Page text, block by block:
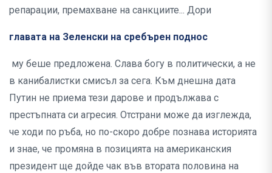
репарации, премахване на санкциите... Дори
главата на Зеленски на сребърен поднос
му беше предложена. Слава богу в политически, а не
в канибалистки смисъл за сега. Към днешна дата
Путин не приема тези дарове и продължава с
престъпната си агресия. Отстрани може да изглежда,
че ходи по ръба, но по-скоро добре познава историята
и знае, че промяна в позицията на американския
президент ще дойде чак във втората половина на